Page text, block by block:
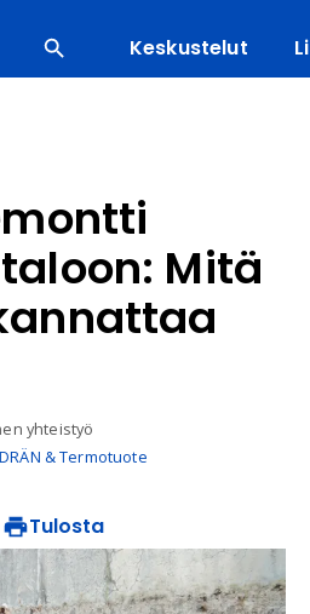
Keskustelut
Mitä
yhteistyö
& Termotuote
Tulosta